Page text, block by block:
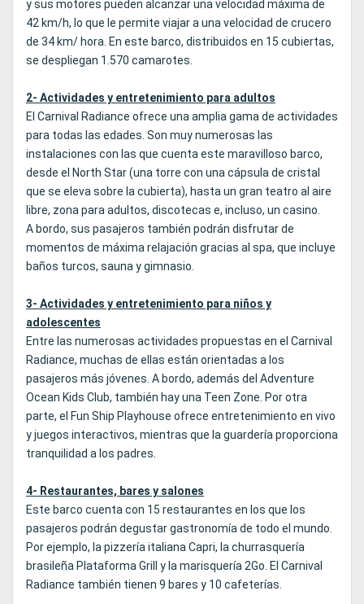
y sus motores pueden alcanzar una velocidad máxima de
42 km/h, lo que le permite viajar a una velocidad de crucero
de 34 km/ hora. En este barco, distribuidos en 15 cubiertas,
se despliegan 1.570 camarotes.
2- Actividades y entretenimiento para adultos
El Carnival Radiance ofrece una amplia gama de actividades
para todas las edades. Son muy numerosas las
instalaciones con las que cuenta este maravilloso barco,
desde el North Star (una torre con una cápsula de cristal
que se eleva sobre la cubierta), hasta un gran teatro al aire
libre, zona para adultos, discotecas e, incluso, un casino.
A bordo, sus pasajeros también podrán disfrutar de
momentos de máxima relajación gracias al spa, que incluye
baños turcos, sauna y gimnasio.
3- Actividades y entretenimiento para niños y
adolescentes
Entre las numerosas actividades propuestas en el Carnival
Radiance, muchas de ellas están orientadas a los
pasajeros más jóvenes. A bordo, además del Adventure
Ocean Kids Club, también hay una Teen Zone. Por otra
parte, el Fun Ship Playhouse ofrece entretenimiento en vivo
y juegos interactivos, mientras que la guardería proporciona
tranquilidad a los padres.
4- Restaurantes, bares y salones
Este barco cuenta con 15 restaurantes en los que los
pasajeros podrán degustar gastronomía de todo el mundo.
Por ejemplo, la pizzería italiana Capri, la churrasquería
brasileña Plataforma Grill y la marisquería 2Go. El Carnival
Radiance también tienen 9 bares y 10 cafeterías.